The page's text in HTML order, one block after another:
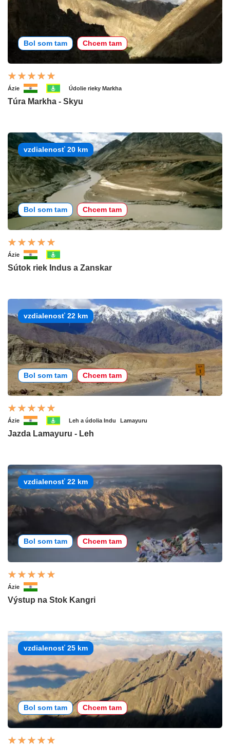
Bol som tam Chcem tam
Ázie Údolie rieky Markha
Túra Markha - Skyu
vzdialenosť 20 km
Bol som tam Chcem tam
Ázie
Sútok riek Indus a Zanskar
vzdialenosť 22 km
Bol som tam Chcem tam
Ázie Leh a údolia Indu Lamayuru
Jazda Lamayuru - Leh
vzdialenosť 22 km
Bol som tam Chcem tam
Ázie
Výstup na Stok Kangri
vzdialenosť 25 km
Bol som tam Chcem tam